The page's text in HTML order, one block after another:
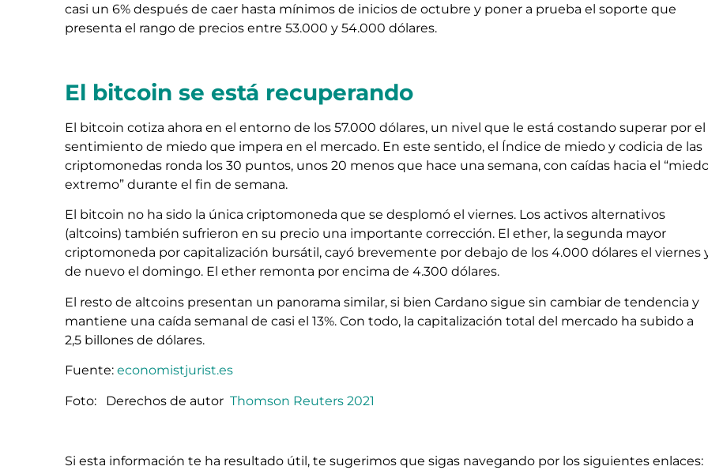
casi un 6% después de caer hasta mínimos de inicios de octubre y poner a prueba el soporte que
presenta el rango de precios entre 53.000 y 54.000 dólares.
El bitcoin se está recuperando
El bitcoin cotiza ahora en el entorno de los 57.000 dólares, un nivel que le está costando superar por el
sentimiento de miedo que impera en el mercado. En este sentido, el Índice de miedo y codicia de las
criptomonedas ronda los 30 puntos, unos 20 menos que hace una semana, con caídas hacia el
extremo” durante el fin de semana.
El bitcoin no ha sido la única criptomoneda que se desplomó el viernes. Los activos alternativos
(altcoins) también sufrieron en su precio una importante corrección. El ether, la segunda mayor
criptomoneda por capitalización bursátil, cayó brevemente por debajo de los 4.000 dólares el viernes
de nuevo el domingo. El ether remonta por encima de 4.300 dólares.
El resto de altcoins presentan un panorama similar, si bien Cardano sigue sin cambiar de tendencia y
mantiene una caída semanal de casi el 13%. Con todo, la capitalización total del mercado ha subido a
2,5 billones de dólares.
Fuente: economistjurist.es
Foto: Derechos de autor Thomson Reuters 2021
Si esta información te ha resultado útil, te sugerimos que sigas navegando por los siguientes enlaces: